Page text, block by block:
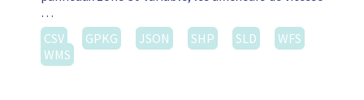
…
CSV
GPKG JSON SHP SLD
WFS
WMS